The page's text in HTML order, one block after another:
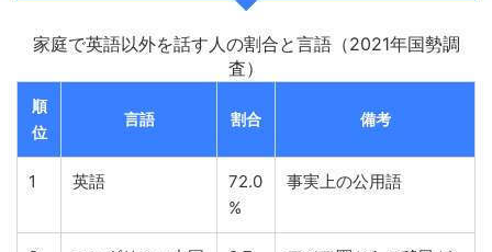
家庭で英語以外を話す人の割合と言語（2021年国勢調
査）
順
位
言語 割合 備考
1 英語
72.0
%
事実上の公用語